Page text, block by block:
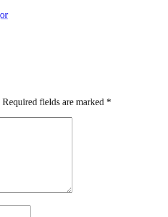
Required fields are marked *